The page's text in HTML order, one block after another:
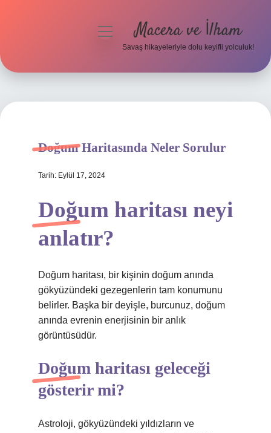
menüyüMacera ve İlham
Savaş hikayeleriyle dolu keyifli yolculuk!
Doğum Haritasında Neler Sorulur
Tarih: Eylül 17, 2024
Doğum haritası neyi
anlatır?
Doğum haritası, bir kişinin doğum anında
gökyüzündeki gezegenlerin tam konumunu
belirler. Başka bir deyişle, burcunuz, doğum
anında evrenin enerjisinin bir anlık
görüntüsüdür.
Doğum haritası geleceği
gösterir mi?
Astroloji, gökyüzündeki yıldızların ve